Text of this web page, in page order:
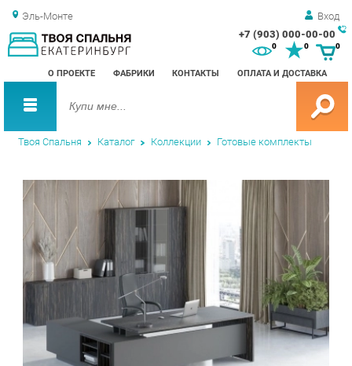
Эль-Монте Вход
+7 (903) 000-00-00
О ПРОЕКТЕ ФАБРИКИ КОНТАКТЫ ОПЛАТА И ДОСТАВКА
0 0
Твоя Спальня Каталог Коллекции Готовые комплекты